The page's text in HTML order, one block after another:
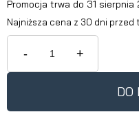
Promocja trwa do 31 sierpnia
Najniższa cena z 30 dni przed
Jeżeli produkt
krócej niż 30
produkt pojawił
- +
DO